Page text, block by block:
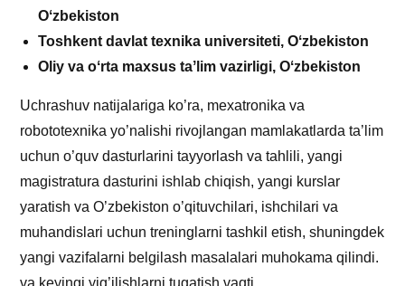
Oʻzbekiston
Toshkent davlat texnika universiteti, Oʻzbekiston
Oliy va oʻrta maxsus taʼlim vazirligi, Oʻzbekiston
Uchrashuv natijalariga ko’ra, mexatronika va
robototexnika yo’nalishi rivojlangan mamlakatlarda ta’lim
uchun o’quv dasturlarini tayyorlash va tahlili, yangi
magistratura dasturini ishlab chiqish, yangi kurslar
yaratish va O’zbekiston o’qituvchilari, ishchilari va
muhandislari uchun treninglarni tashkil etish, shuningdek
yangi vazifalarni belgilash masalalari muhokama qilindi.
va keyingi yig’ilishlarni tugatish vaqti.